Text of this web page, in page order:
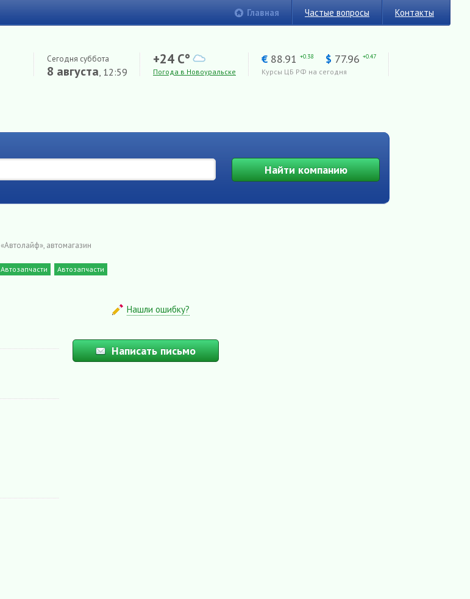
Главная Частые вопросы Контакты
Сегодня суббота
8 августа, 12:59
+24 C°
Погода в Новоуральске
€ 88.91 +0.38 $ 77.96 +0.47
Курсы ЦБ РФ на сегодня
Найтикомпанию
«Автолайф», автомагазин
Автозапчасти Автозапчасти
Нашли ошибку?
Написать письмо